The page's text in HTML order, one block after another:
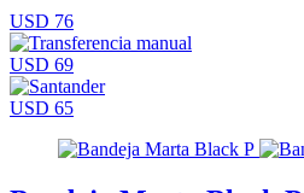
USD 76
USD 69
USD 65